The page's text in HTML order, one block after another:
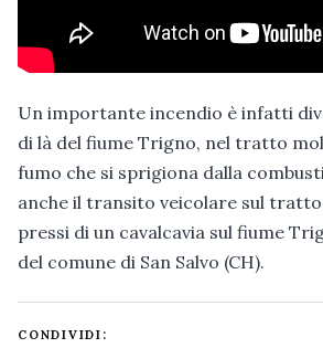
Un importante incendio è infatti
di là del fiume Trigno, nel tratto
fumo che si sprigiona dalla
anche il transito veicolare sul
pressi di un cavalcavia sul fiume
del comune di San Salvo (CH).
CONDIVIDI: